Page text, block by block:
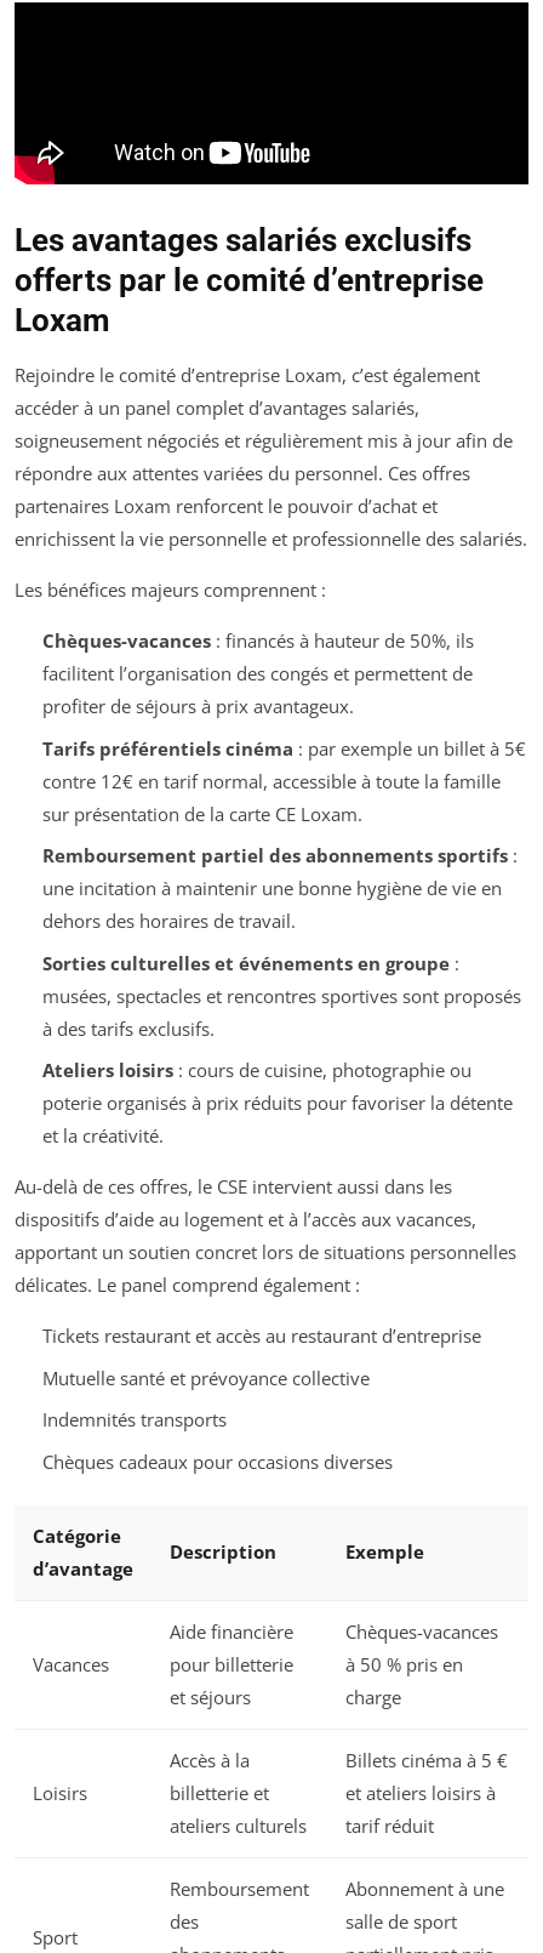
Les avantages salariés exclusifs
offerts par le comité d’entreprise
Loxam
Rejoindre le comité d’entreprise Loxam, c’est également
accéder à un panel complet d’avantages salariés,
soigneusement négociés et régulièrement mis à jour afin de
répondre aux attentes variées du personnel. Ces offres
partenaires Loxam renforcent le pouvoir d’achat et
enrichissent la vie personnelle et professionnelle des salariés.
Les bénéfices majeurs comprennent :
Chèques-vacances: financés à hauteur de 50%, ils
facilitent l’organisation des congés et permettent de
profiter de séjours à prix avantageux.
Tarifs préférentiels cinéma : par exemple un billet à 5€
contre 12€ en tarif normal, accessible à toute la famille
sur présentation de la carte CE Loxam.
Remboursement partiel des abonnements sportifs:
une incitation à maintenir une bonne hygiène de vie en
dehors des horaires de travail.
Sorties culturelles et événements en groupe:
musées, spectacles et rencontres sportives sont proposés
à des tarifs exclusifs.
Ateliers loisirs: cours de cuisine, photographie ou
poterie organisés à prix réduits pour favoriser la détente
et la créativité.
Au-delà de ces offres, le CSE intervient aussi dans les
dispositifs d’aide au logement et à l’accès aux vacances,
apportant un soutien concret lors de situations personnelles
délicates. Le panel comprend également :
Tickets restaurant et accès au restaurant d’entreprise
Mutuelle santé et prévoyance collective
Indemnités transports
Chèques cadeaux pour occasions diverses
Catégorie
d’avantage
Description Exemple
Vacances
Aide financière
pour billetterie
et séjours
Chèques-vacances
à 50 % pris en
charge
Loisirs
Accès à la
billetterie et
ateliers culturels
Billets cinéma à 5 €
et ateliers loisirs à
tarif réduit
Sport
Remboursement
des
Abonnement à une
salle de sport